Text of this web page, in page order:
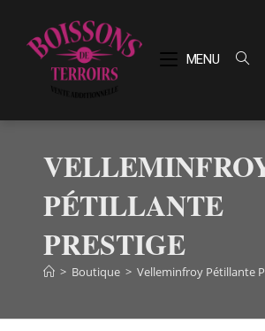
MENU
PÉTILLANTE
PRESTIGE
> Boutique > Velleminfroy Pétillante